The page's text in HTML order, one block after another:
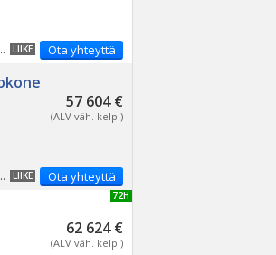
Ota yhteyttä
LIIKE
57 604 €
(ALV väh. kelp.)
Ota yhteyttä
LIIKE
UUSI 72H
62 624 €
(ALV väh. kelp.)